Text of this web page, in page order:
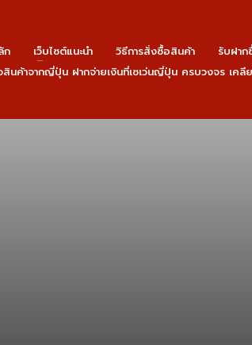
ก เว็บไซต์แนะนำ วิธีการสั่งซื้อสินค้า
รับฝาก
สินค้าจากญี่ปุ่น ฝากจ่ายเงินที่เซเว่นญี่ปุ่น ครบวงจร เคลี